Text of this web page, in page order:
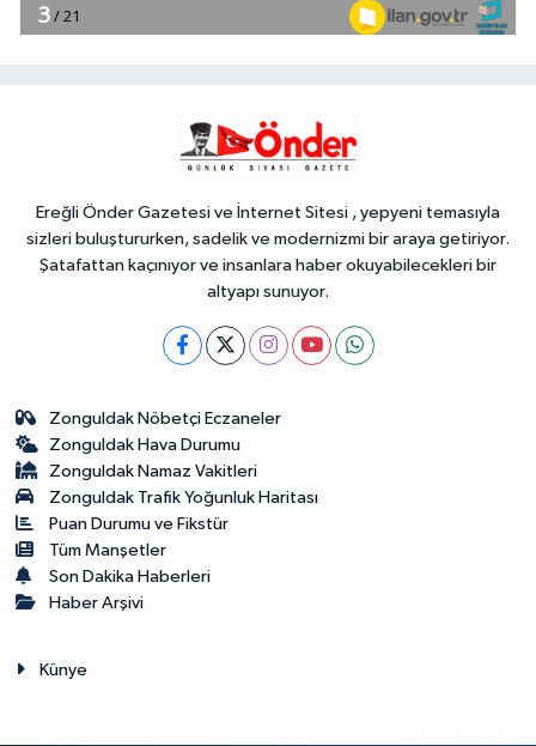
12:26
Buldan'a dev yatırım
Ereğli Önder Gazetesi ve İnternet Sitesi , yepyeni temasıyla
sizleri buluştururken, sadelik ve modernizmi bir araya getiriyor.
Şatafattan kaçınıyor ve insanlara haber okuyabilecekleri bir
altyapı sunuyor.
Zonguldak Nöbetçi Eczaneler
Zonguldak Hava Durumu
Zonguldak Namaz Vakitleri
Zonguldak Trafik Yoğunluk Haritası
Puan Durumu ve Fikstür
Tüm Manşetler
Son Dakika Haberleri
Haber Arşivi
Künye